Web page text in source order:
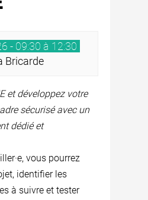
- 09:30 à 12:30
Bricarde
et développez votre
sécurisé avec un
dédié et
vous pourrez
identifier les
à suivre et tester